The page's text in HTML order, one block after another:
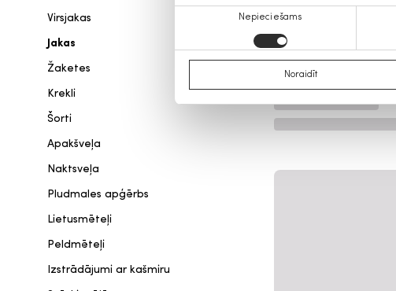
Nepieciešams
Noraidīt
Virsjakas
Jakas
Žaketes
Krekli
Šorti
Apakšveļa
Naktsveļa
Pludmales apģērbs
Lietusmēteļi
Peldmēteļi
Izstrādājumi ar kašmiru